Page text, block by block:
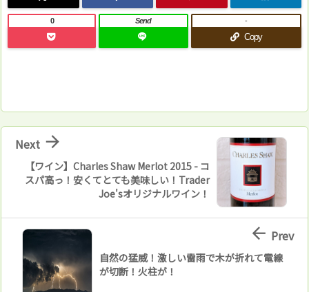
0 Send
Copy
-
【ワイン】Charles Shaw Merlot 2015 - コ
スパ高っ！安くてとても美味しい！Trader
Joe'sオリジナルワイン！

Next
自然の猛威！激しい雷雨で木が折れて電線
が切断！火柱が！
 Prev